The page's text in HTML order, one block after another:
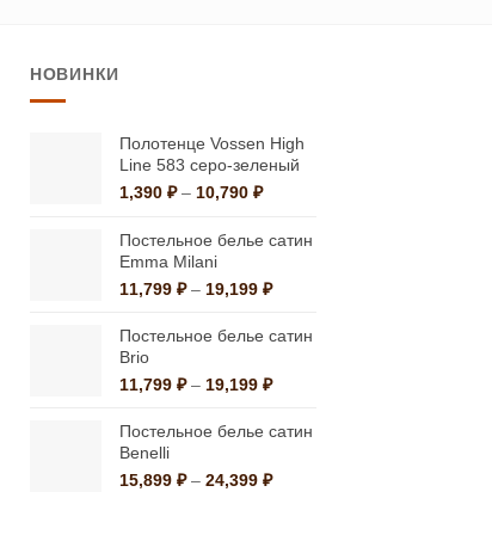
можно
выбрать
на
странице
товара.
НОВИНКИ
Полотенце Vossen High
Line 583 серо-зеленый
1,390 ₽ – 10,790 ₽Диапазон
1,390 ₽
10,790 ₽
Постельное белье сатин
Emma Milani
11,799 ₽ – 19,199 ₽Диапазон
11,799 ₽
19,199 ₽
Постельное белье сатин
Brio
11,799 ₽ – 19,199 ₽Диапазон
11,799 ₽
19,199 ₽
Постельное белье сатин
Benelli
15,899 ₽ – 24,399 ₽Диапазон